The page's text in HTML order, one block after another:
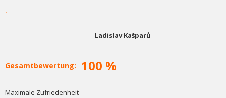
-
Ladislav Kašparů
Gesamtbewertung: 100 %
Maximale Zufriedenheit